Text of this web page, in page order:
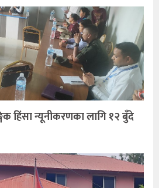
हिंसा न्यूनीकरणका लागि १२ बुँदे